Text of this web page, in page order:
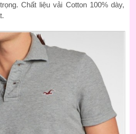
Chất liệu vải Cotton 100% dày,